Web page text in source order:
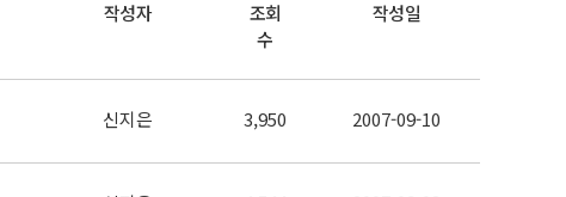
작성자
조회
수
작성일
신지은 3,950 2007-09-10